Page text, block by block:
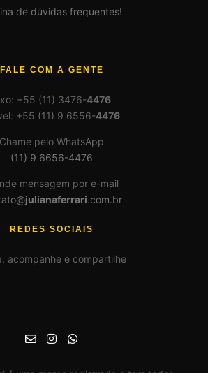
de dúvidas frequentes!
FALE COM A GENTE
+55 (11) 3476-4476
+55 (11) 9 6556-4476
Chame pelo WhatsApp
(11) 9 6656-4476
mensagem por e-mail
julianaferrari.com.br
REDES SOCIAIS
acompanhe e compartilhe